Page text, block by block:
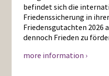
befindet sich die
Friedenssicherung in
Friedensgutachten 2026
dennoch Frieden zu
more information ›